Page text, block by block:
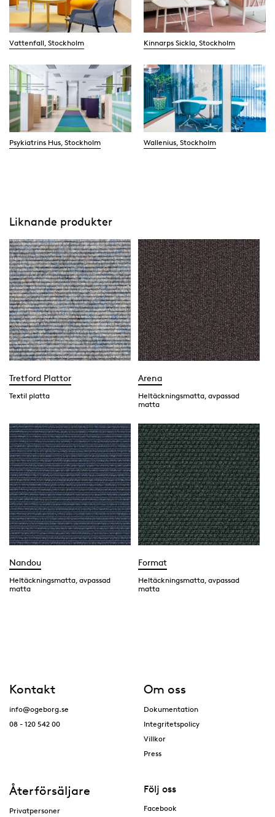
Vattenfall, Stockholm Kinnarps Sickla, Stockholm
Psykiatrins Hus, Stockholm Wallenius, Stockholm
Liknande produkter
Tretford Plattor
Textil platta
Arena
Heltäckningsmatta, avpassad
matta
Nandou
Heltäckningsmatta, avpassad
matta
Format
Heltäckningsmatta, avpassad
matta
Kontakt
info@ogeborg.se
08 - 120 542 00
Om oss
Dokumentation
Integritetspolicy
Villkor
Press
Återförsäljare
Privatpersoner
Följ oss
Facebook